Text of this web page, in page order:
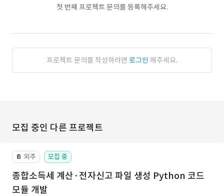
첫 번째 프로젝트 문의를 등록해주세요.
프로젝트 문의를 작성하려면 로그인 해주세요.
모집 중인 다른 프로젝트
📔 외주 모집 중
종합소득세 계산·전자신고 파일 생성 Python 코드
모듈 개발